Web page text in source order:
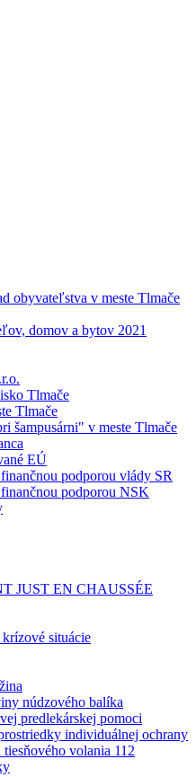
obyvateľstva v meste Tlmače
domov a bytov 2021
Tlmače
Tlmače
šampusárni" v meste Tlmače
EÚ
podporou vlády SR
podporou NSK
JUST EN CHAUSSÉE
situácie
núdzového balíka
predlekárskej pomoci
individuálnej ochrany
volania 112